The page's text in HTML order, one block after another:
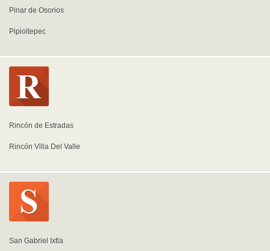
Pinar de Osorios
Pipioltepec
Rincón de Estradas
Rincón Villa Del Valle
San Gabriel Ixtla